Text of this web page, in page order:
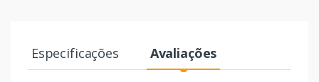
Especificações Avaliações